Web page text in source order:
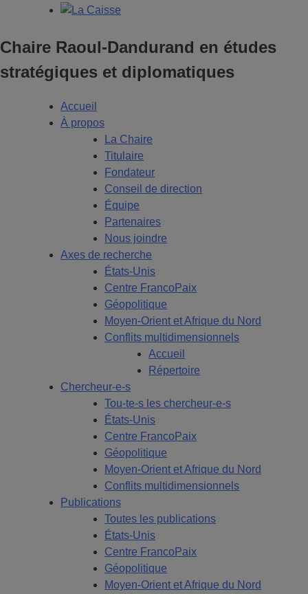
Chaire Raoul-Dandurand en études
stratégiques et diplomatiques
Accueil
À propos
La Chaire
Titulaire
Fondateur
Conseil de direction
Équipe
Partenaires
Nous joindre
Axes de recherche
États-Unis
Centre FrancoPaix
Géopolitique
Moyen-Orient et Afrique du Nord
Conflits multidimensionnels
Accueil
Répertoire
Chercheur-e-s
Tou-te-s les chercheur-e-s
États-Unis
Centre FrancoPaix
Géopolitique
Moyen-Orient et Afrique du Nord
Conflits multidimensionnels
Publications
Toutes les publications
États-Unis
Centre FrancoPaix
Géopolitique
Moyen-Orient et Afrique du Nord